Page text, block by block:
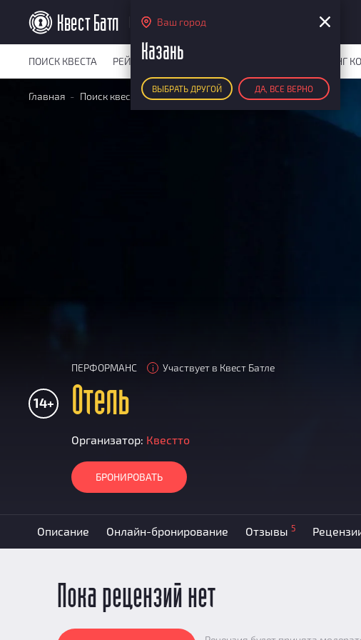
Казань
Ваш город
Казань
ВЫБРАТЬ ДРУГОЙ ДА, ВСЕ ВЕРНО
ПОИСК КВЕСТА РЕЙТИНГ КВЕСТОВ РЕЙТИНГ
Главная Поиск квестов Квесты для корпоратива Отель
ПЕРФОРМАНС i Участвует в Квест Батле
Отель
14+
Организатор: Квестто
БРОНИРОВАТЬ
Описание Онлайн-бронирование Отзывы 5
Пока рецензий нет